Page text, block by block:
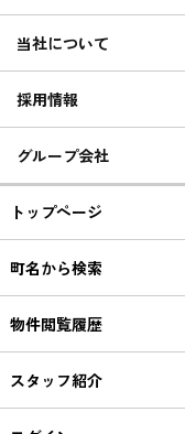
当社について
採用情報
グループ会社
トップページ
町名から検索
物件閲覧履歴
スタッフ紹介